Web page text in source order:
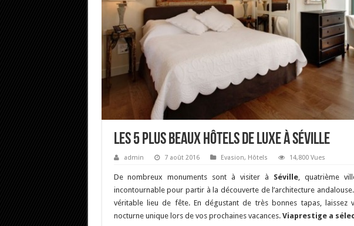
Les 5 plus beaux hôtels de luxe à Séville
admin 7 août 2016 Evasion, Hôtels 14,800 Vues
De nombreux monuments sont à visiter à Séville, quatrième
incontournable pour partir à la découverte de l’architecture
véritable lieu de fête. En dégustant de très bonnes tapas, laissez
nocturne unique lors de vos prochaines vacances. Viaprestige a